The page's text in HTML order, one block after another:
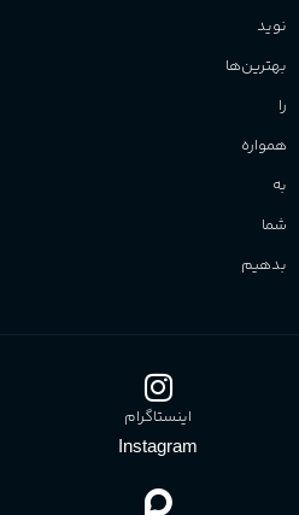
نوید
بهترین‌ها
را
همواره
به
شما
بدهیم
اینستاگرام
Instagram